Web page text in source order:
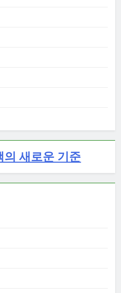
의 새로운 기준